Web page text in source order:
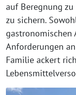
auf Beregnung
zu sichern.
gastronomischen
Anforderungen
Familie ackert